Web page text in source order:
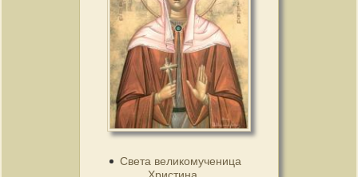
Света великомученица